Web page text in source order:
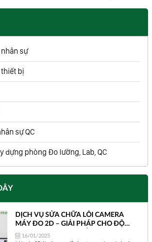
sự
bị
sự QC
dựng phòng Đo lường, Lab, QC
DỊCH VỤ SỬA CHỮA LỖI CAMERA
MÁY ĐO 2D – GIẢI PHÁP CHO ĐỘ
CHÍNH XÁC TUYỆT ĐỐI
16/01/2025